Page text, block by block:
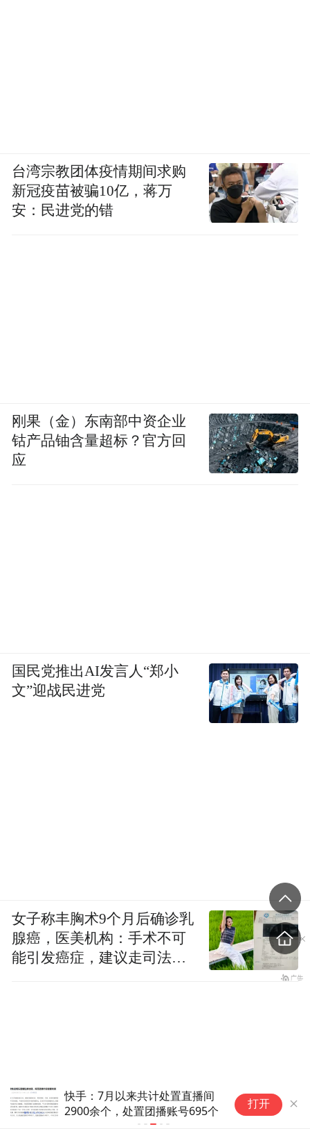
月以来共计处置直播间
，处置团播账号695个
8 月 11 日正式落地！
史上最严反骚扰电话
打开
台湾宗教团体疫情期间求购
新冠疫苗被骗10亿，蒋万
安：民进党的错
刚果（金）东南部中资企业
钴产品铀含量超标？官方回
应
国民党推出AI发言人“郑小
文”迎战民进党
女子称丰胸术9个月后确诊乳
腺癌，医美机构：手术不可
能引发癌症，建议走司法途